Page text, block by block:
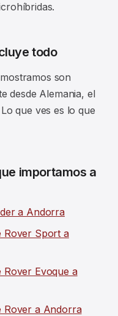
todo
son
desde Alemania, el
que ves es lo que
importamos a
a Andorra
Rover Sport a
Rover Evoque a
Rover a Andorra